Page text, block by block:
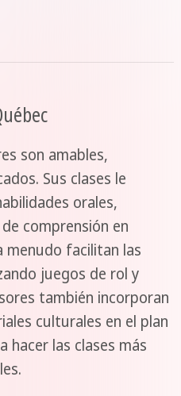
son amables,
Sus clases le
orales,
comprensión en
menudo facilitan las
juegos de rol y
también incorporan
culturales en el plan
hacer las clases más